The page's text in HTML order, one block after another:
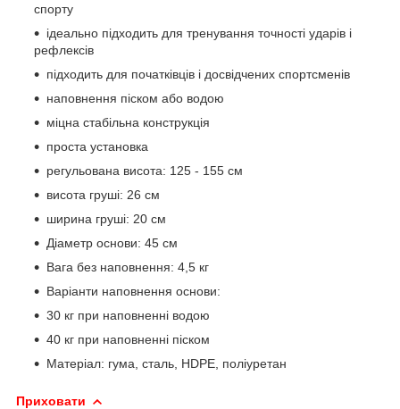
спорту
ідеально підходить для тренування точності ударів і
рефлексів
підходить для початківців і досвідчених спортсменів
наповнення піском або водою
міцна стабільна конструкція
проста установка
регульована висота: 125 - 155 см
висота груші: 26 см
ширина груші: 20 см
Діаметр основи: 45 см
Вага без наповнення: 4,5 кг
Варіанти наповнення основи:
30 кг при наповненні водою
40 кг при наповненні піском
Матеріал: гума, сталь, HDPE, поліуретан
Приховати